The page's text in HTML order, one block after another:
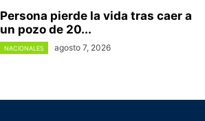
Persona pierde la vida tras caer a
un pozo de 20...
NACIONALES agosto 7, 2026